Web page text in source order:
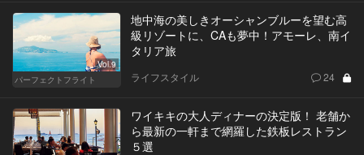
Vol.9
パーフェクトフライト
地中海の美しきオーシャンブルーを望む高
級リゾートに、CAも夢中！アモーレ、南イ
タリア旅
ライフスタイル 24
ワイキキの大人ディナーの決定版！ 老舗か
ら最新の一軒まで網羅した鉄板レストラン
５選